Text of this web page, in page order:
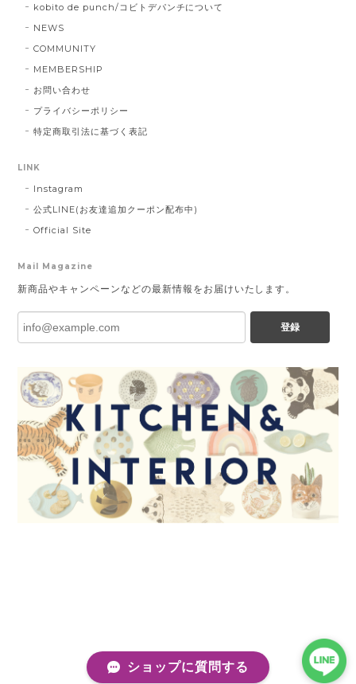
kobito de punch/コビトデパンチについて
NEWS
COMMUNITY
MEMBERSHIP
お問い合わせ
プライバシーポリシー
特定商取引法に基づく表記
LINK
Instagram
公式LINE(お友達追加クーポン配布中)
Official Site
Mail Magazine
新商品やキャンペーンなどの最新情報をお届けいたします。
登録
ショップに質問する